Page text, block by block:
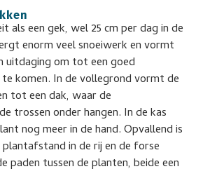
als een gek, wel 25 cm per dag in de
enorm veel snoeiwerk en vormt
uitdaging om tot een goed
komen. In de vollegrond vormt de
tot een dak, waar de
trossen onder hangen. In de kas
nog meer in de hand. Opvallend is
in de rij en de forse
paden tussen de planten, beide een